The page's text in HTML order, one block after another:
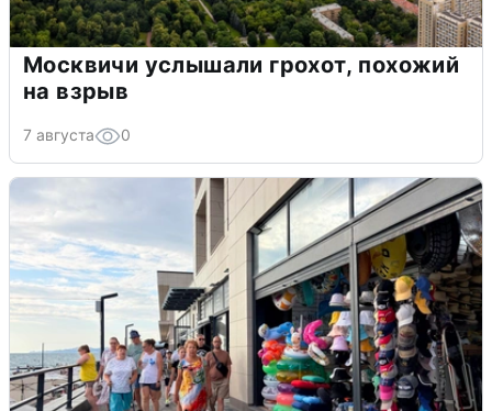
Москвичи услышали грохот, похожий
на взрыв
7 августа 0